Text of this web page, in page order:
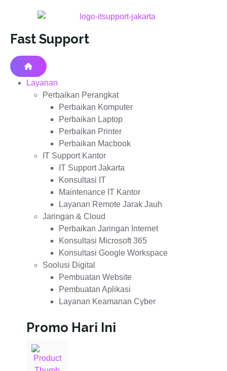
Fast Support
Layanan
Perbaikan Perangkat
Perbaikan Komputer
Perbaikan Laptop
Perbaikan Printer
Perbaikan Macbook
IT Support Kantor
IT Support Jakarta
Konsultasi IT
Maintenance IT Kantor
Layanan Remote Jarak Jauh
Jaringan & Cloud
Perbaikan Jaringan Internet
Konsultasi Microsoft 365
Konsultasi Google Workspace
Soolusi Digital
Pembuatan Website
Pembuatan Aplikasi
Layanan Keamanan Cyber
Promo Hari Ini